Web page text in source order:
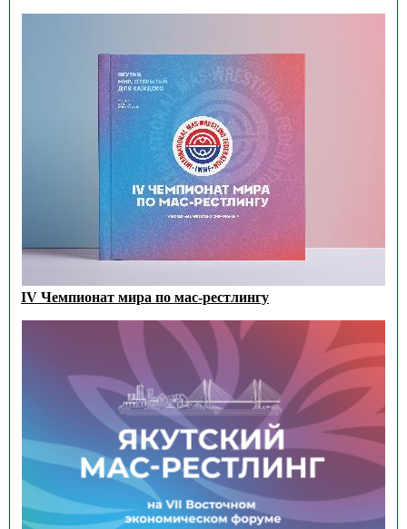
IV Чемпионат мира по мас-рестлингу